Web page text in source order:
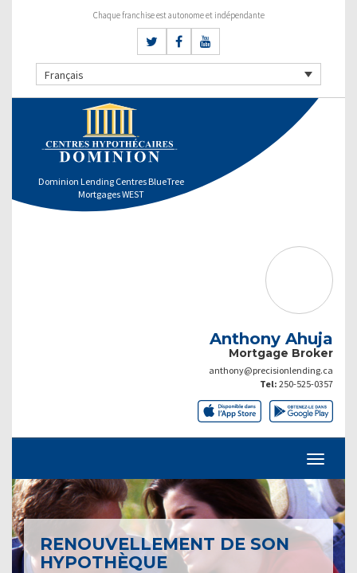
Chaque franchise est autonome et indépendante
Français
Dominion Lending Centres BlueTree
Mortgages WEST
Anthony Ahuja
Mortgage Broker
anthony@precisionlending.ca
Tel: 250-525-0357
RENOUVELLEMENT DE SON
HYPOTHÈQUE